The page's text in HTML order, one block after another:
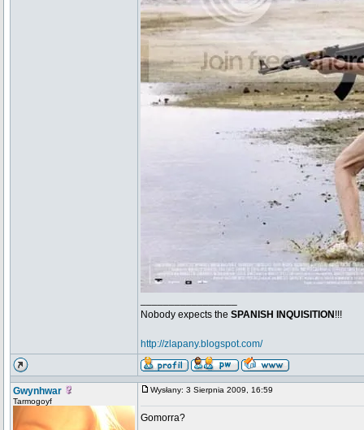
Nobody expects the SPANISH INQUISITION !!!
http://zlapany.blogspot.com/
Gwynhwar
Tarmogoyf
Wysłany: 3 Sierpnia 2009, 16:59
Gomorra?